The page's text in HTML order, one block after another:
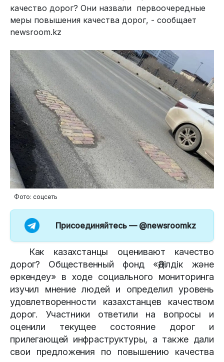
качество дорог? Они назвали первоочередные
меры повышения качества дорог, - сообщает
newsroom.kz
Фото: соцсеть
Присоединяйтесь — @newsroomkz
Как казахстанцы оценивают качество
дорог? Общественный фонд «Әділдік және
өркендеу» в ходе социального мониторинга
изучил мнение людей и определил уровень
удовлетворенности казахстанцев качеством
дорог. Участники ответили на вопросы и
оценили текущее состояние дорог и
прилегающей инфраструктуры, а также дали
свои предложения по повышению качества